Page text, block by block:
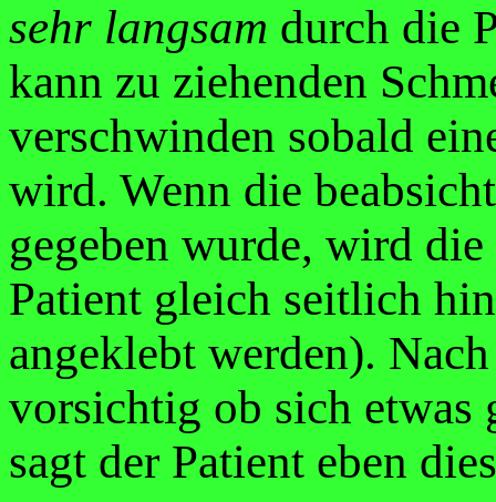
sehr langsam durch die
kann zu ziehenden
verschwinden sobald
wird. Wenn die
gegeben wurde, wird
Patient gleich seitlich
angeklebt werden).
vorsichtig ob sich etwas
sagt der Patient eben